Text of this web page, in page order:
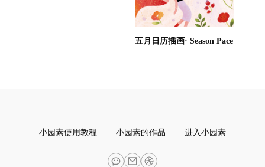
五月日历插画· Season Pace
小园素使用教程 小园素的作品 进入小园素